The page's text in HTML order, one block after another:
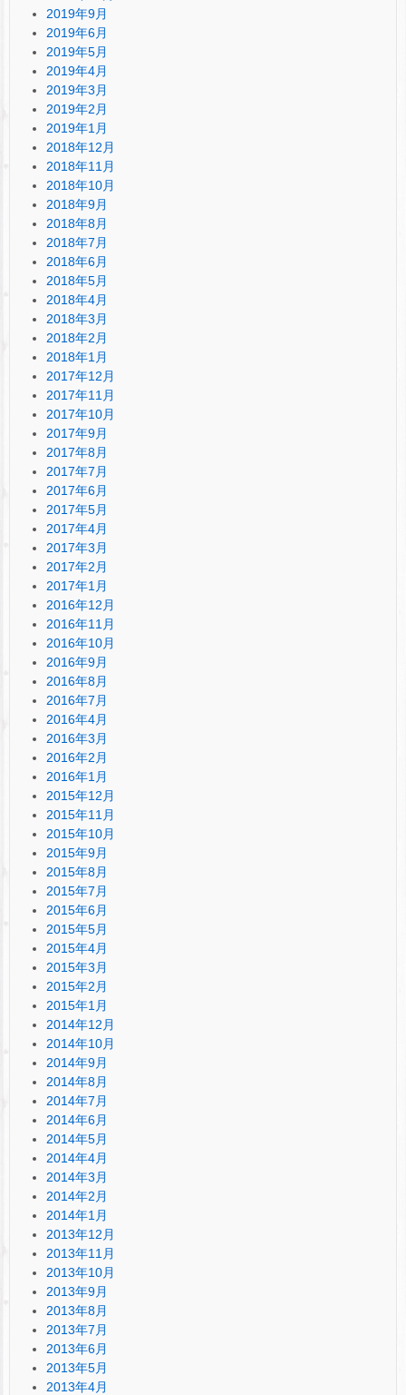
2019年9月
2019年6月
2019年5月
2019年4月
2019年3月
2019年2月
2019年1月
2018年12月
2018年11月
2018年10月
2018年9月
2018年8月
2018年7月
2018年6月
2018年5月
2018年4月
2018年3月
2018年2月
2018年1月
2017年12月
2017年11月
2017年10月
2017年9月
2017年8月
2017年7月
2017年6月
2017年5月
2017年4月
2017年3月
2017年2月
2017年1月
2016年12月
2016年11月
2016年10月
2016年9月
2016年8月
2016年7月
2016年4月
2016年3月
2016年2月
2016年1月
2015年12月
2015年11月
2015年10月
2015年9月
2015年8月
2015年7月
2015年6月
2015年5月
2015年4月
2015年3月
2015年2月
2015年1月
2014年12月
2014年10月
2014年9月
2014年8月
2014年7月
2014年6月
2014年5月
2014年4月
2014年3月
2014年2月
2014年1月
2013年12月
2013年11月
2013年10月
2013年9月
2013年8月
2013年7月
2013年6月
2013年5月
2013年4月